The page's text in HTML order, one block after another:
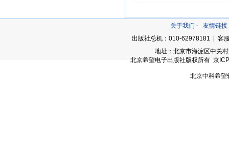
关于我们 - 友情链接
出版社总机：010-62978181 | 客
地址：北京市海淀区中关
北京希望电子出版社版权所有 京
北京中科希望